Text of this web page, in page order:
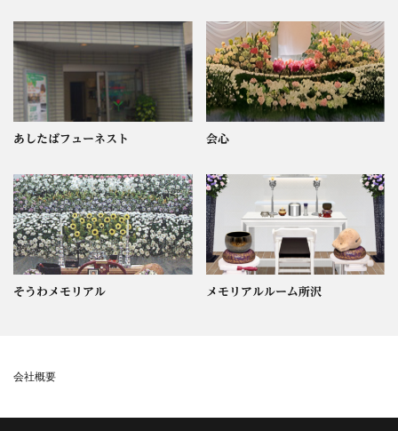
あしたばフューネスト 会心
そうわメモリアル メモリアルルーム所沢
会社概要